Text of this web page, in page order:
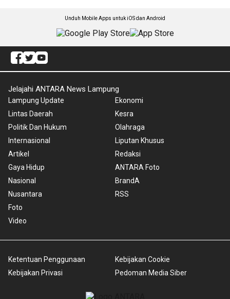
Unduh Mobile Apps untuk iOS dan Android
Jelajahi ANTARA News Lampung
Lampung Update
Lintas Daerah
Politik Dan Hukum
Internasional
Artikel
Gaya Hidup
Nasional
Nusantara
Foto
Video
Ekonomi
Kesra
Olahraga
Liputan Khusus
Redaksi
ANTARA Foto
BrandA
RSS
Ketentuan Penggunaan
Kebijakan Privasi
Kebijakan Cookie
Pedoman Media Siber